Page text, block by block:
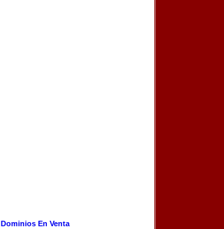
Dominios En Venta